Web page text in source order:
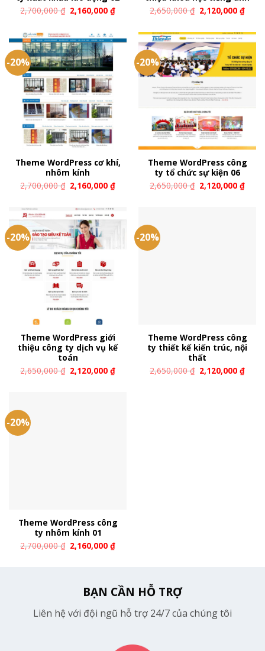
2,700,000₫ 2,160,000₫
2,650,000₫ 2,120,000₫
-20%
Theme WordPress cơ khí,
nhôm kính
2,700,000₫ 2,160,000₫
-20%
Theme WordPress công
ty tổ chức sự kiện 06
2,650,000₫ 2,120,000₫
-20%
Theme WordPress giới
thiệu công ty dịch vụ kế
toán
2,650,000₫ 2,120,000₫
-20%
Theme WordPress công
ty thiết kế kiến trúc, nội
thất
2,650,000₫ 2,120,000₫
-20%
Theme WordPress công
ty nhôm kính 01
2,700,000₫ 2,160,000₫
BẠN CẦN HỖ TRỢ
Liên hệ với đội ngũ hỗ trợ 24/7 của chúng tôi